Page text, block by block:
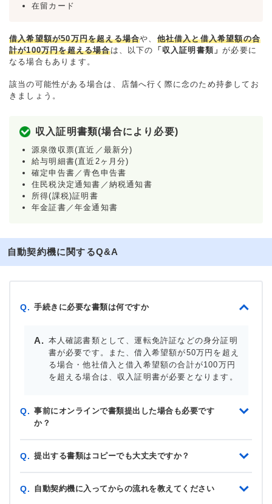
在留カード
借入希望額が50万円を超える場合や、 他社借入と借入希望額の合
計が100万円を超える場合は、以下の 「収入証明書類」が必要に
なる場合もあります。
該当の可能性がある場合は、店舗へ行く際に念のため持参してお
きましょう。
収入証明書類(場合により必要)
源泉徴収票(直近／最新分)
給与明細書(直近2ヶ月分)
確定申告書／青色申告書
住民税決定通知書／納税通知書
所得(課税)証明書
年金証書／年金通知書
自動契約機に関するQ&A
Q. 手続きに必要な書類は何ですか
本人確認書類として、運転免許証などの身分証明
書が必要です。また、借入希望額が50万円を超え
る場合・他社借入と借入希望額の合計が100万円
を超える場合は、収入証明書が必要となります。
Q. 事前にオンラインで書類提出した場合も必要です
か？
Q. 提出する書類はコピーでも大丈夫ですか？
Q. 自動契約機に入ってからの流れを教えてください